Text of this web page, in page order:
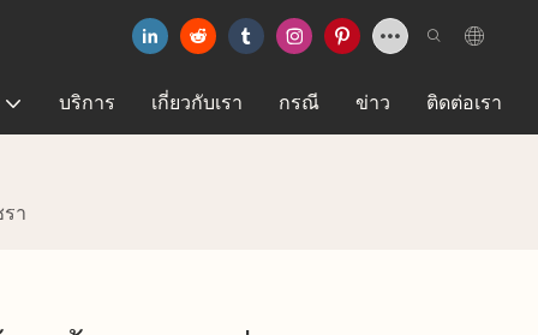
บริการ เกี่ยวกับเรา กรณี ข่าว ติดต่อเรา
า